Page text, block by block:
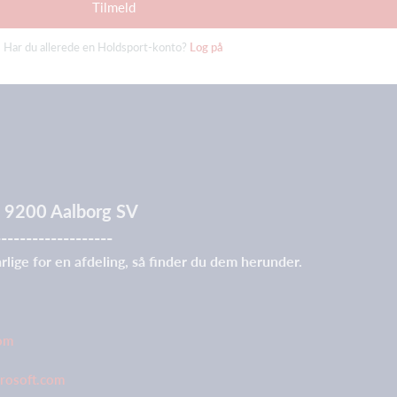
Tilmeld
Har du allerede en Holdsport-konto? Log på
9200 Aalborg SV
for en afdeling, så finder du dem herunder.